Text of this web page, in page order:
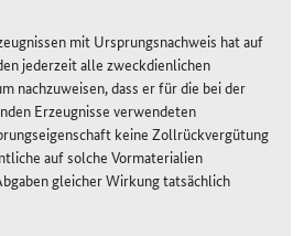
mit Ursprungsnachweis hat auf
jederzeit alle zweckdienlichen
nachzuweisen, dass er für die bei der
Erzeugnisse verwendeten
keine Zollrückvergütung
auf solche Vormaterialien
gleicher Wirkung tatsächlich